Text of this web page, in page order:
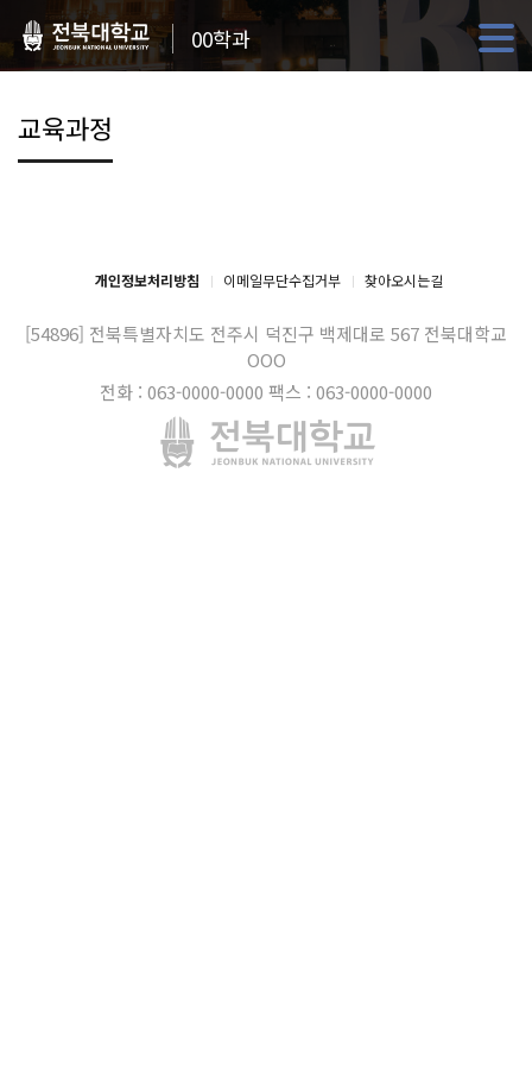
00학과
교육과정
개인정보처리방침 이메일무단수집거부 찾아오시는길
[54896] 전북특별자치도 전주시 덕진구 백제대로 567 전북대학교
OOO
전화 : 063-0000-0000 팩스 : 063-0000-0000